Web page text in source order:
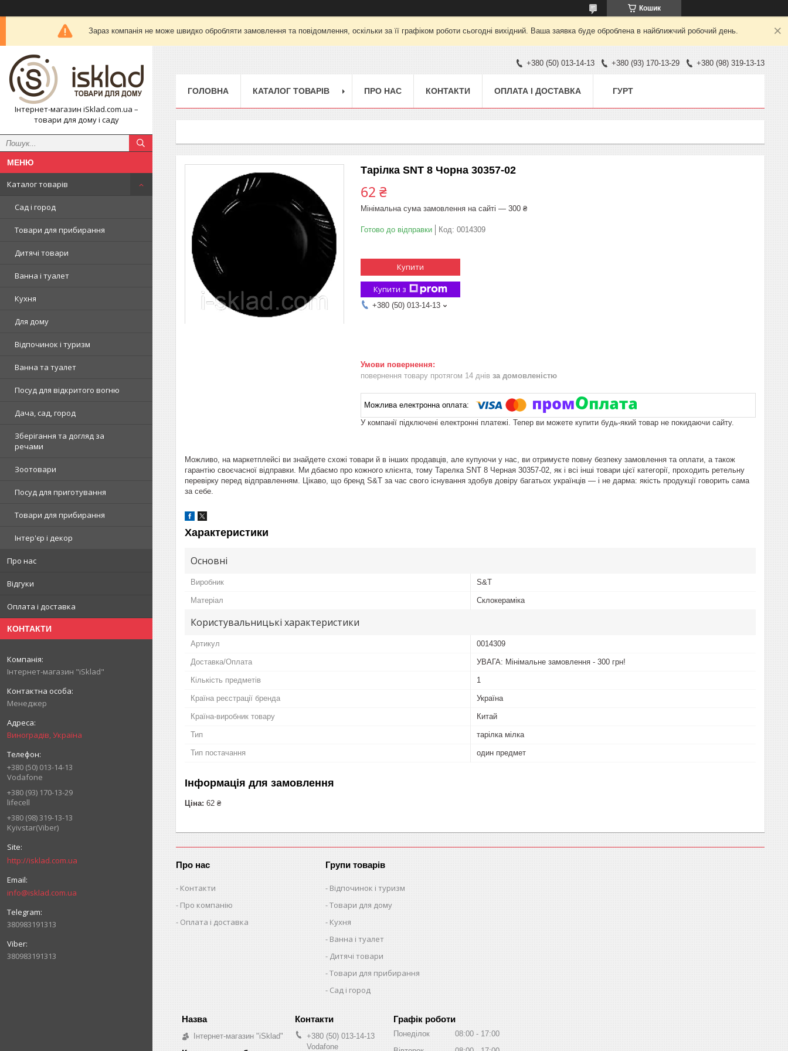
Кошик
Зараз компанія не може швидко обробляти замовлення та повідомлення, оскільки за її графіком роботи сьогодні вихідний. Ваша заявка буде оброблена в найближчий робочий день.
Інтернет-магазин iSklad.com.ua –
товари для дому і саду
Каталог товарів
Сад і город
Товари для прибирання
Дитячі товари
Ванна і туалет
Кухня
Для дому
Відпочинок і туризм
Ванна та туалет
Посуд для відкритого вогню
Дача, сад, город
Зберігання та догляд за
речами
Зоотовари
Посуд для приготування
Товари для прибирання
Інтер'єр і декор
Про нас
Відгуки
Оплата і доставка
КОНТАКТИ
Інтернет-магазин "iSklad"
Менеджер
Виноградів, Україна
+380 (50) 013-14-13
Vodafone
+380 (93) 170-13-29
lifecell
+380 (98) 319-13-13
Kyivstar(Viber)
http://isklad.com.ua
info@isklad.com.ua
380983191313
380983191313
+380 (50) 013-14-13 +380 (93) 170-13-29 +380 (98) 319-13-13
ГОЛОВНА КАТАЛОГ ТОВАРІВ ПРО НАС КОНТАКТИ ОПЛАТА І ДОСТАВКА ГУРТ
Тарілка SNT 8 Чорна 30357-02
62 ₴
Мінімальна сума замовлення на сайті — 300 ₴
Готово до відправки Код: 0014309
Купити
Купити з
+380 (50) 013-14-13
повернення товару протягом 14 днів за домовленістю
У компанії підключені електронні платежі. Тепер ви можете купити будь-який товар не покидаючи сайту.
Можливо, на маркетплейсі ви знайдете схожі товари й в інших продавців, але купуючи у нас, ви отримуєте повну безпеку замовлення та оплати, а також
гарантію своєчасної відправки. Ми дбаємо про кожного клієнта, тому Тарелка SNT 8 Черная 30357-02, як і всі інші товари цієї категорії, проходить ретельну
перевірку перед відправленням. Цікаво, що бренд S&T за час свого існування здобув довіру багатьох українців — і не дарма: якість продукції говорить сама
за себе.
Характеристики
Основні
Виробник S&T
Матеріал Склокераміка
Користувальницькі характеристики
Артикул 0014309
Доставка/Оплата УВАГА: Мінімальне замовлення - 300 грн!
Кількість предметів 1
Країна реєстрації бренда Україна
Країна-виробник товару Китай
Тип тарілка мілка
Тип постачання один предмет
Інформація для замовлення
Ціна: 62 ₴
Про нас
Контакти
Про компанію
Оплата і доставка
Групи товарів
Відпочинок і туризм
Товари для дому
Кухня
Ванна і туалет
Дитячі товари
Товари для прибирання
Сад і город
Інтернет-магазин "iSklad"
+380 (50) 013-14-13
Vodafone
Графік роботи
Понеділок 08:00
17:00